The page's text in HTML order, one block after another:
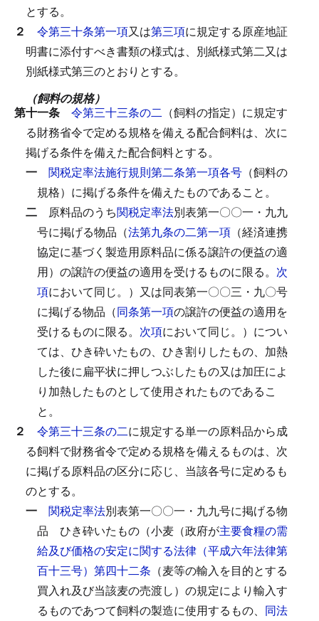
とする。
２ 令第三十条第一項又は第三項に規定する原産地証
明書に添付すべき書類の様式は、別紙様式第二又は
別紙様式第三のとおりとする。
（飼料の規格）
第十一条 令第三十三条の二 （飼料の指定）に規定す
る財務省令で定める規格を備える配合飼料は、次に
掲げる条件を備えた配合飼料とする。
一 関税定率法施行規則第二条第一項各号 （飼料の
規格）に掲げる条件を備えたものであること。
二 原料品のうち関税定率法別表第一〇〇一・九九
号に掲げる物品（法第九条の二第一項 （経済連携
協定に基づく製造用原料品に係る譲許の便益の適
用）の譲許の便益の適用を受けるものに限る。 次
項において同じ。）又は同表第一〇〇三・九〇号
に掲げる物品（同条第一項の譲許の便益の適用を
受けるものに限る。 次項において同じ。）につい
ては、ひき砕いたもの、ひき割りしたもの、加熱
した後に扁平状に押しつぶしたもの又は加圧によ
り加熱したものとして使用されたものであるこ
と。
２ 令第三十三条の二に規定する単一の原料品から成
る飼料で財務省令で定める規格を備えるものは、次
に掲げる原料品の区分に応じ、当該各号に定めるも
のとする。
一 関税定率法別表第一〇〇一・九九号に掲げる物
品
ひき砕いたもの（小麦（政府が主要食糧の需
給及び価格の安定に関する法律（平成六年法律第
百十三号）第四十二条 （麦等の輸入を目的とする
買入れ及び当該麦の売渡し）の規定により輸入す
るものであつて飼料の製造に使用するもの、 同法